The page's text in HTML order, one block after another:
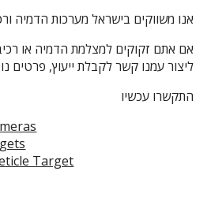
אנו משווקים בישראל מערכות הדמיה
אם אתם זקוקים למצלמת הדמיה או
ליצור עמנו קשר לקבלת ייעוץ, פרטים
התקשרו עכשיו
Target